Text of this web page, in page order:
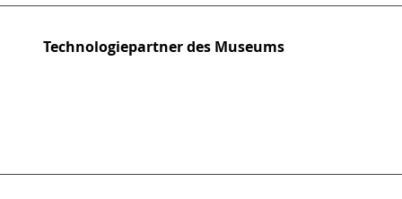
Technologiepartner des Museums